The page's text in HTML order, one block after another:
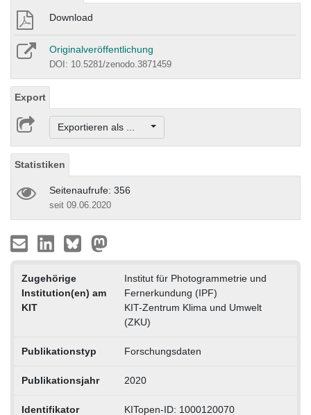
Download
Originalveröffentlichung
DOI: 10.5281/zenodo.3871459
Export
Exportieren als ...
Statistiken
Seitenaufrufe: 356
seit 09.06.2020
Zugehörige
Institution(en) am
KIT
Institut für Photogrammetrie und
Fernerkundung (IPF)
KIT-Zentrum Klima und Umwelt
(ZKU)
Publikationstyp Forschungsdaten
Publikationsjahr 2020
Identifikator KITopen-ID: 1000120070